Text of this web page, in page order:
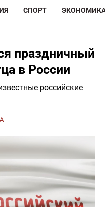
СПОРТ
праздничный
в России
российские